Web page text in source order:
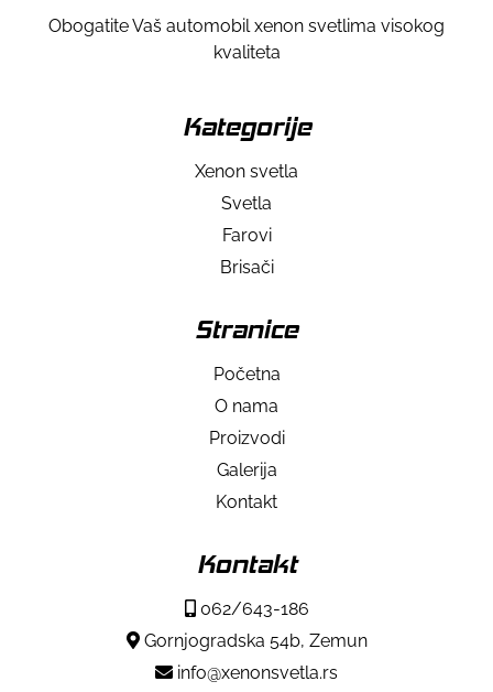
Obogatite Vaš automobil xenon svetlima visokog
kvaliteta
Kategorije
Xenon svetla
Svetla
Farovi
Brisači
Stranice
Početna
O nama
Proizvodi
Galerija
Kontakt
Kontakt
062/643-186
Gornjogradska 54b, Zemun
info@xenonsvetla.rs